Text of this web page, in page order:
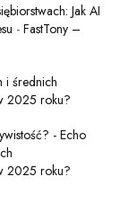
Jak AI
- FastTony –
i średnich
2025 roku?
- Echo
2025 roku?